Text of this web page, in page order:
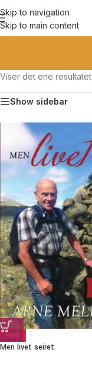
Skip to navigation
Skip to main content
Viser det ene resultatet
Show sidebar
HOT
Men livet seiret